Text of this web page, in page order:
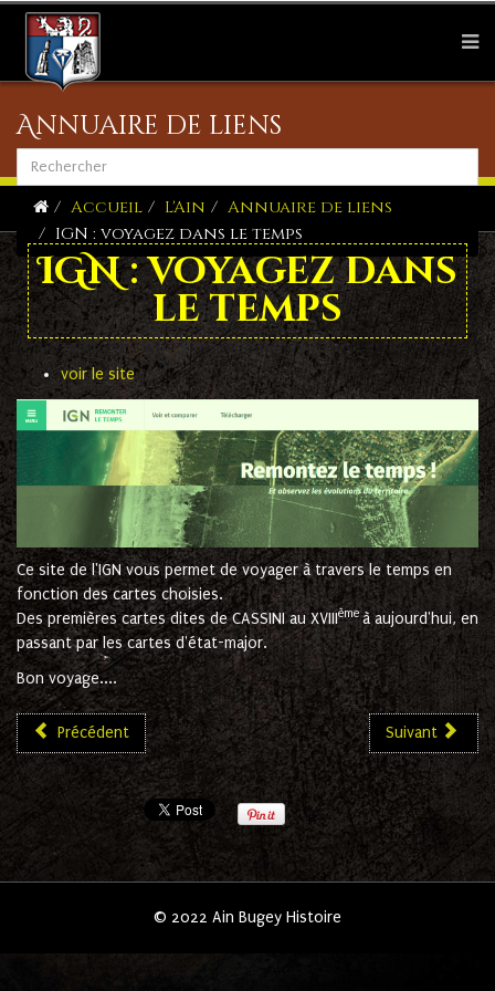
Annuaire de liens
Accueil L'Ain
Annuaire de liens
IGN : voyagez dans le temps
IGN : voyagez dans
le temps
voir le site
Ce site de l'IGN vous permet de voyager à travers le temps en
fonction des cartes choisies.
Des premières cartes dites de CASSINI au XVIIIème à aujourd'hui, en
passant par les cartes d'état-major.
Bon voyage....
Précédent Suivant
© 2022 Ain Bugey Histoire